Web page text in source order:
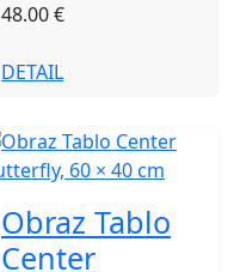
48.00 €
DETAIL
Obraz Tablo
Center